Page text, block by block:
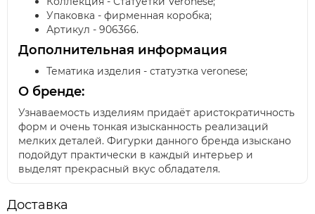
Упаковка - фирменная коробка;
Артикул - 906366.
Дополнительная информация
Тематика изделия - статуэтка veronese;
О бренде:
Узнаваемость изделиям придаёт аристократичность
форм и очень тонкая изысканность реализаций
мелких деталей. Фигурки данного бренда изыскано
подойдут практически в каждый интерьер и
выделят прекрасный вкус обладателя.
Доставка